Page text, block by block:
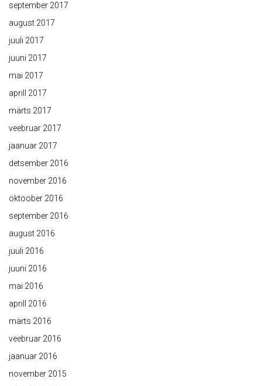
september 2017
august 2017
juuli 2017
juuni 2017
mai 2017
aprill 2017
märts 2017
veebruar 2017
jaanuar 2017
detsember 2016
november 2016
oktoober 2016
september 2016
august 2016
juuli 2016
juuni 2016
mai 2016
aprill 2016
märts 2016
veebruar 2016
jaanuar 2016
november 2015